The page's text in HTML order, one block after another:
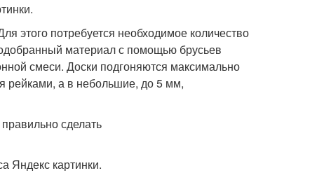
этого потребуется необходимое количество
материал с помощью брусьев
смеси. Доски подгоняются максимально
рейками, а в небольшие, до 5 мм,
Яндекс картинки.